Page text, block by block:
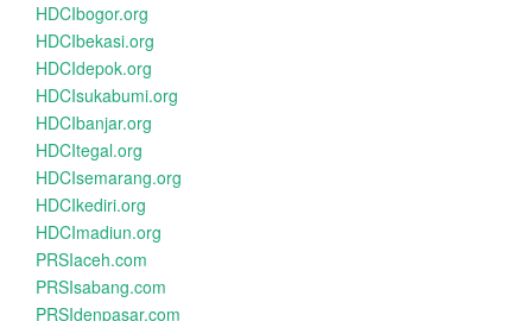
HDCIbogor.org
HDCIbekasi.org
HDCIdepok.org
HDCIsukabumi.org
HDCIbanjar.org
HDCItegal.org
HDCIsemarang.org
HDCIkediri.org
HDCImadiun.org
PRSIaceh.com
PRSIsabang.com
PRSIdenpasar.com